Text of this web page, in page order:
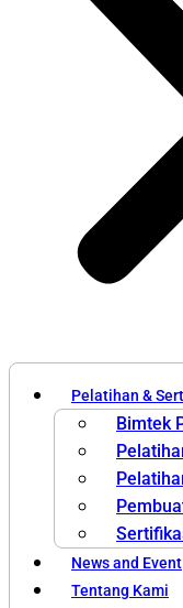
Pelatihan &
Bimtek
News and Event
Tentang Kami